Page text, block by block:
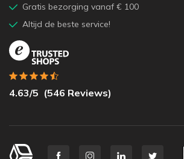
Gratis bezorging vanaf € 100
Altijd de beste service!
4.63/5 (546 Reviews)